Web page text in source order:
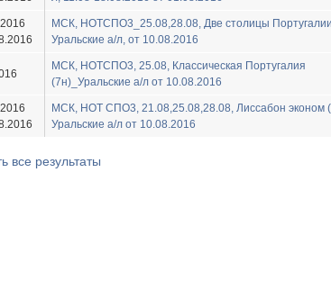
МСК, HOTСПО3_25.08,28.08, Две столицы
Уральские а/л, от 10.08.2016
МСК, HOTСПО3, 25.08, Классическая Португалия
(7н)_Уральские а/л от 10.08.2016
МСК, HOT СПО3, 21.08,25.08,28.08, Лиссабон эконом
Уральские а/л от 10.08.2016
все результаты